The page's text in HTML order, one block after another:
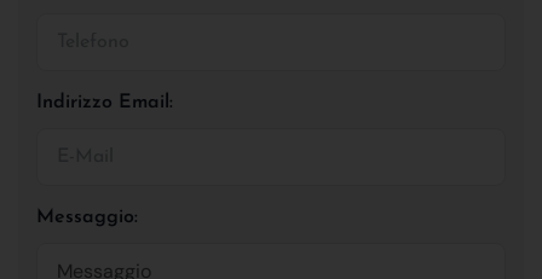
Indirizzo Email:
Messaggio: